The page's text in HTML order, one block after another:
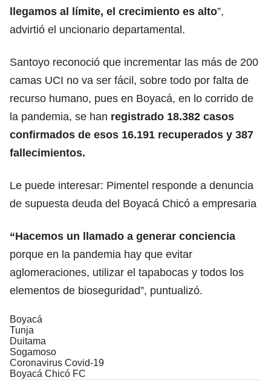
llegamos al límite, el crecimiento es alto”,
advirtió el uncionario departamental.
Santoyo reconoció que incrementar las más de 200
camas UCI no va ser fácil, sobre todo por falta de
recurso humano, pues en Boyacá, en lo corrido de
la pandemia, se han registrado 18.382 casos
confirmados de esos 16.191 recuperados y 387
fallecimientos.
Le puede interesar: Pimentel responde a denuncia
de supuesta deuda del Boyacá Chicó a empresaria
“Hacemos un llamado a generar conciencia
porque en la pandemia hay que evitar
aglomeraciones, utilizar el tapabocas y todos los
elementos de bioseguridad”, puntualizó.
Boyacá
Tunja
Duitama
Sogamoso
Coronavirus Covid-19
Boyacá Chicó FC